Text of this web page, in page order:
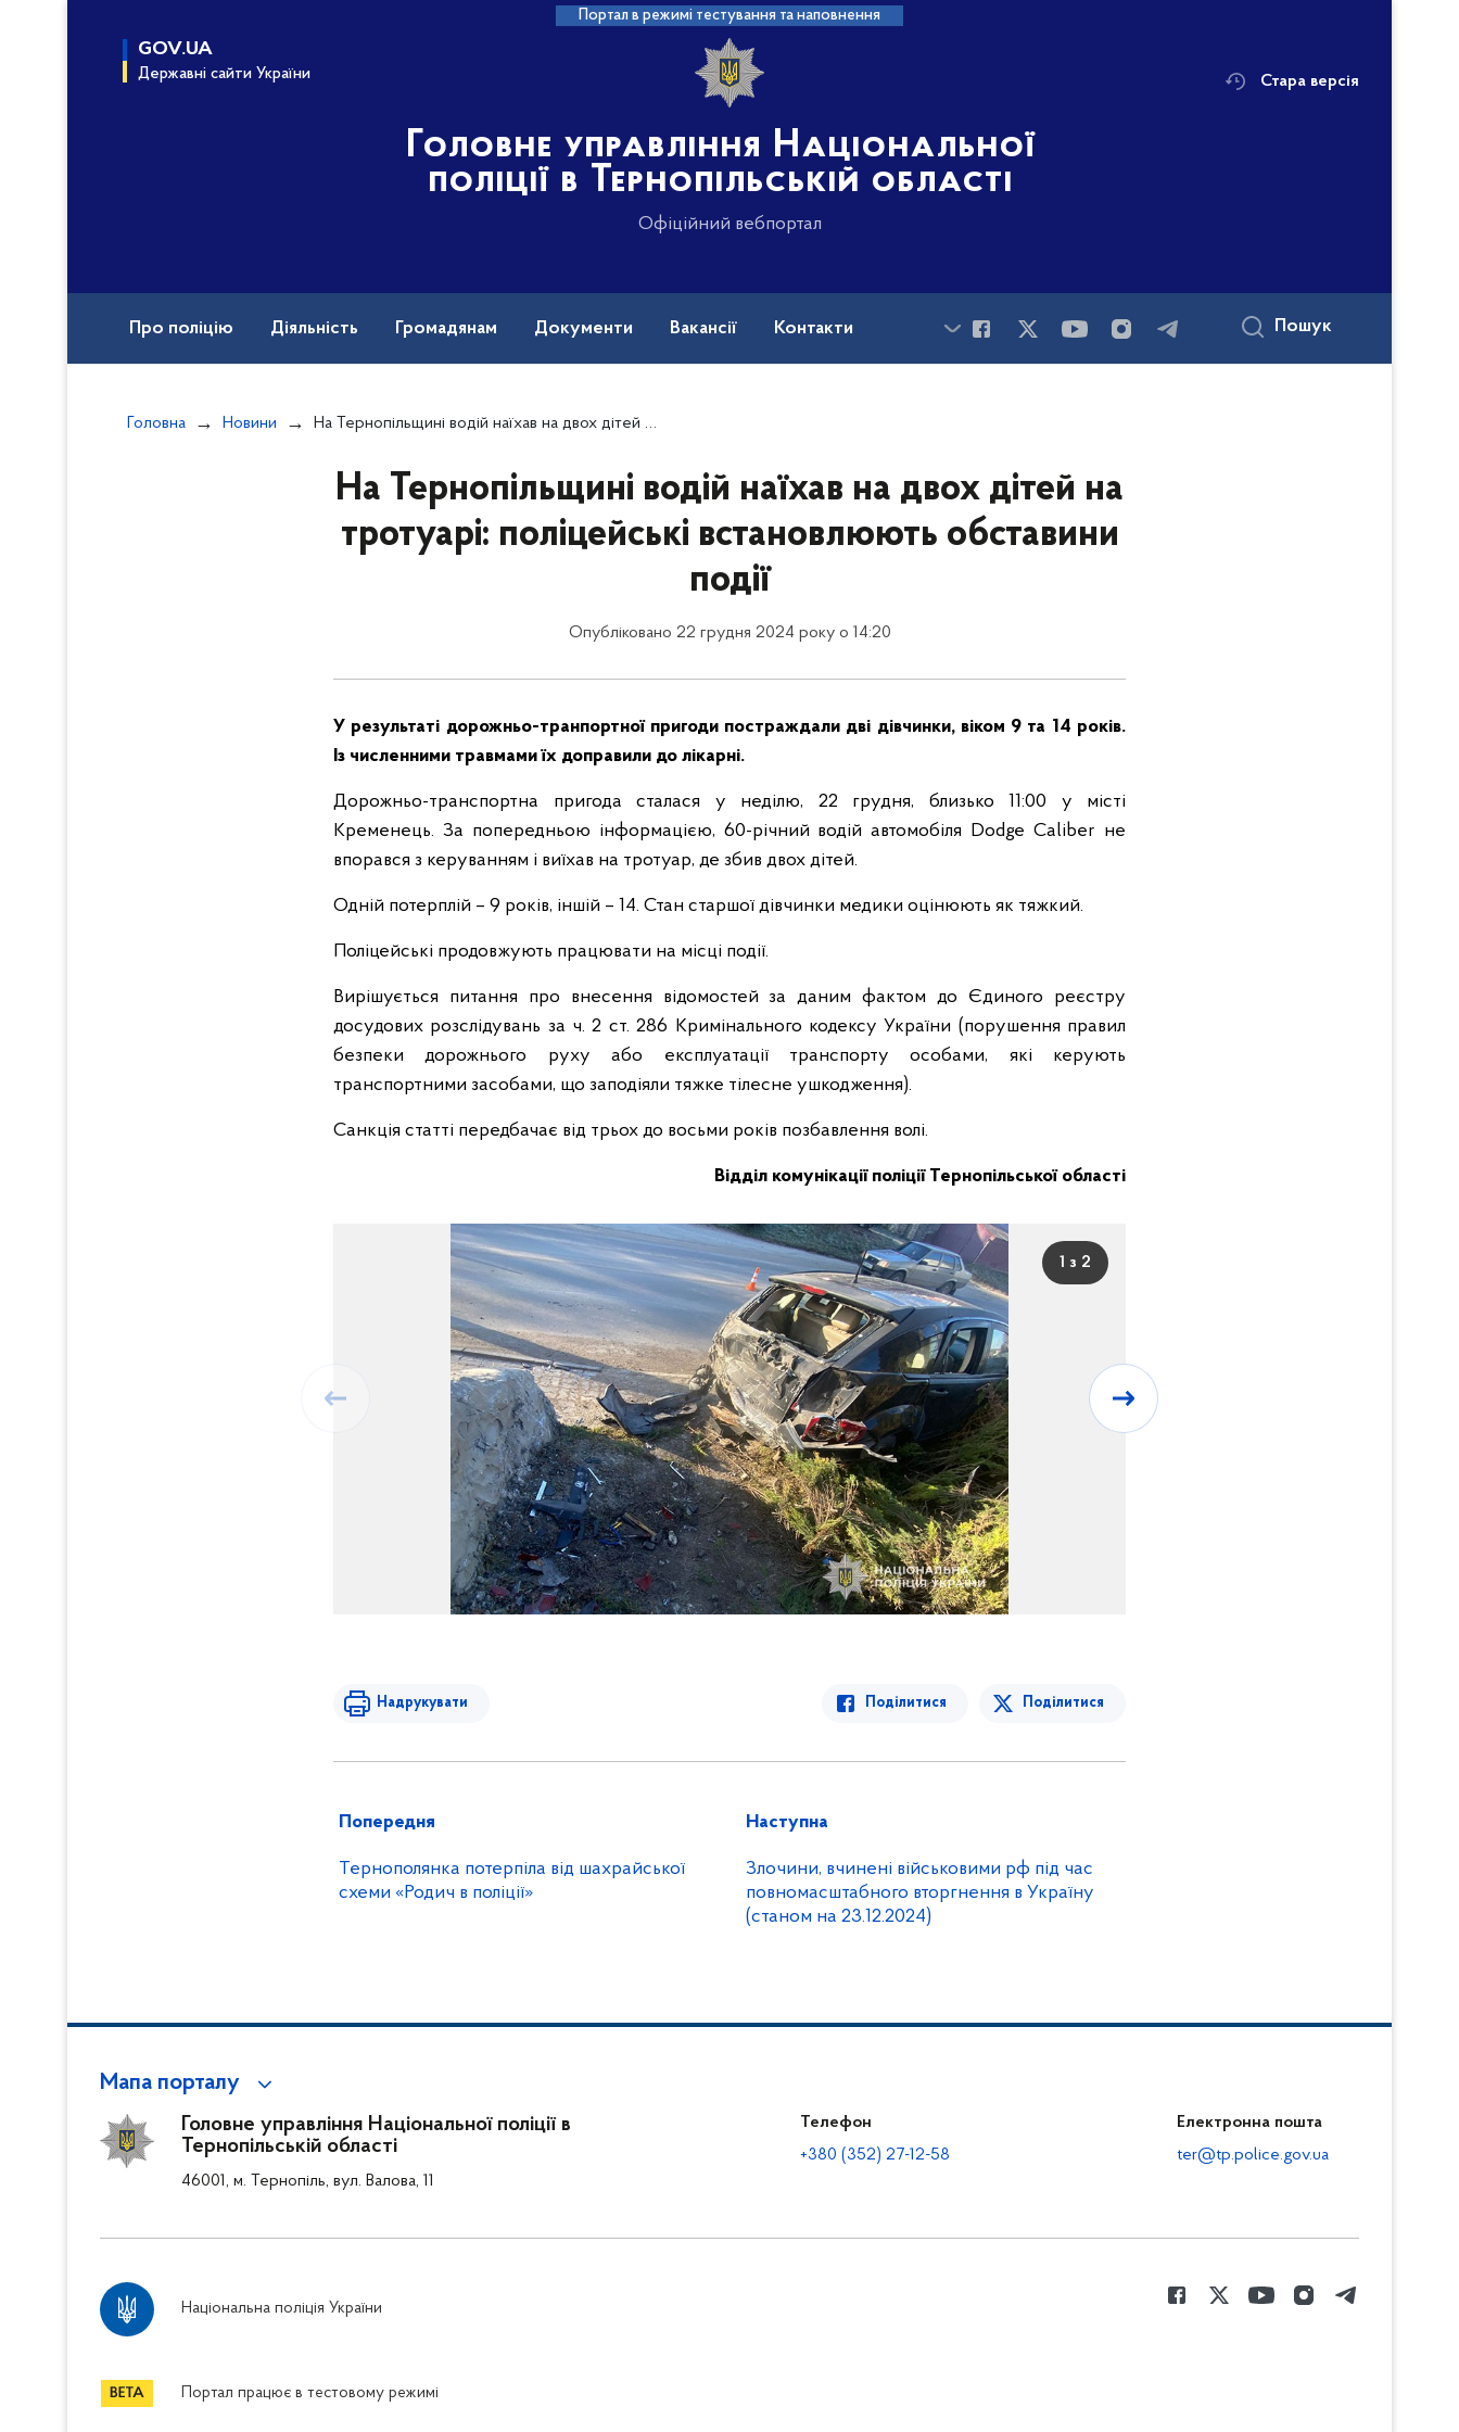
Портал в режимі тестування та наповнення
GOV.UA
Державні сайти України
Головне управління Національної
поліції в Тернопільській області
Офіційний вебпортал
Стара версія
Про поліцію Діяльність Громадянам Документи Вакансії Контакти Пошук
Головна Новини На Тернопільщині водій наїхав на двох дітей на тротуарі: поліцейські встановлюють обставини події
На Тернопільщині водій наїхав на двох дітей на
тротуарі: поліцейські встановлюють обставини
події
Опубліковано 22 грудня 2024 року о 14:20
У результаті дорожньо-транпортної пригоди постраждали дві дівчинки, віком 9 та 14 років.
Із численними травмами їх доправили до лікарні.
Дорожньо-транспортна пригода сталася у неділю, 22 грудня, близько 11:00 у місті
Кременець. За попередньою інформацією, 60-річний водій автомобіля Dodge Caliber не
впорався з керуванням і виїхав на тротуар, де збив двох дітей.
Одній потерплій – 9 років, іншій – 14. Стан старшої дівчинки медики оцінюють як тяжкий.
Поліцейські продовжують працювати на місці події.
Вирішується питання про внесення відомостей за даним фактом до Єдиного реєстру
досудових розслідувань за ч. 2 ст. 286 Кримінального кодексу України (порушення правил
безпеки дорожнього руху або експлуатації транспорту особами, які керують
транспортними засобами, що заподіяли тяжке тілесне ушкодження).
Санкція статті передбачає від трьох до восьми років позбавлення волі.
Відділ комунікації поліції Тернопільської області
1 з 2
Надрукувати Поділитися Поділитися
Попередня
Тернополянка потерпіла від шахрайської
схеми «Родич в поліції»
Наступна
Злочини, вчинені військовими рф під час
повномасштабного вторгнення в Україну
(станом на 23.12.2024)
Мапа порталу
Головне управління Національної поліції в
Тернопільській області
46001, м. Тернопіль, вул. Валова, 11
Телефон
+380 (352) 27-12-58
Електронна пошта
ter@tp.police.gov.ua
Національна поліція України
Портал працює в тестовому режимі